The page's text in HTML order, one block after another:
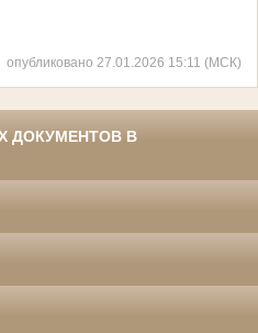
опубликовано 27.01.2026 15:11 (МСК)
ДОКУМЕНТОВ В